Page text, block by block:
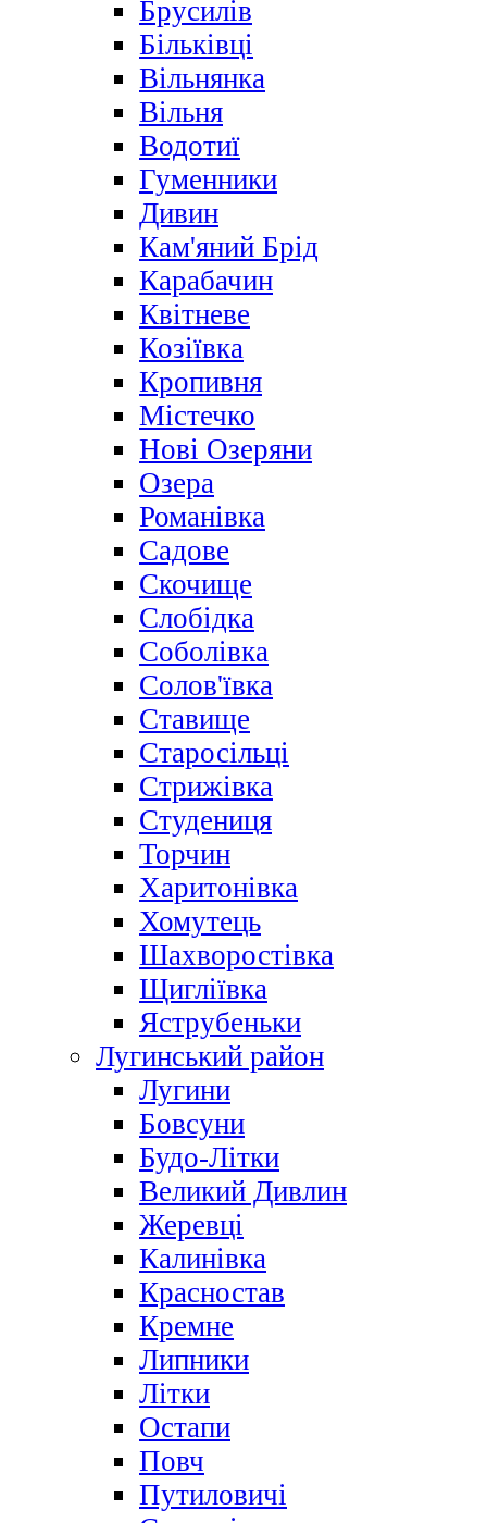
Брусилів
Більківці
Вільнянка
Вільня
Водотиї
Гуменники
Дивин
Кам'яний Брід
Карабачин
Квітневе
Козіївка
Кропивня
Містечко
Нові Озеряни
Озера
Романівка
Садове
Скочище
Слобідка
Соболівка
Солов'ївка
Ставище
Старосільці
Стрижівка
Студениця
Торчин
Харитонівка
Хомутець
Шахворостівка
Щигліївка
Яструбеньки
Лугинський район
Лугини
Бовсуни
Будо-Літки
Великий Дивлин
Жеревці
Калинівка
Красностав
Кремне
Липники
Літки
Остапи
Повч
Путиловичі